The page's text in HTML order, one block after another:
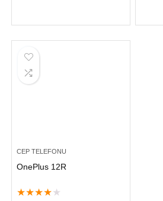
CEP TELEFONU
OnePlus 12R
★★★★ ★